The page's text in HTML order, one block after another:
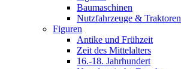
Baumaschinen
Nutzfahrzeuge & Traktoren
Figuren
Antike und Frühzeit
Zeit des Mittelalters
16.-18. Jahrhundert